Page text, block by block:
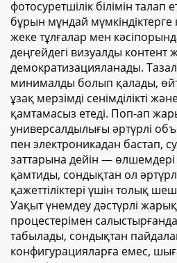
фотосуретшілік білімін талап
бұрын мұндай мүмкіндіктерге
жеке тұлғалар мен
деңгейдегі визуалды контент
демократизацияланады.
минималды болып қалады,
ұзақ мерзімді сенімділікті
қамтамасыз етеді. Поп-ап
универсалдылығы әртүрлі
пен электроникадан бастап,
заттарына дейін — өлшемдері
қамтиды, сондықтан ол
қажеттіліктері үшін толық
Уақыт үнемдеу дәстүрлі
процестерімен
табылады, сондықтан
конфигурацияларға емес,